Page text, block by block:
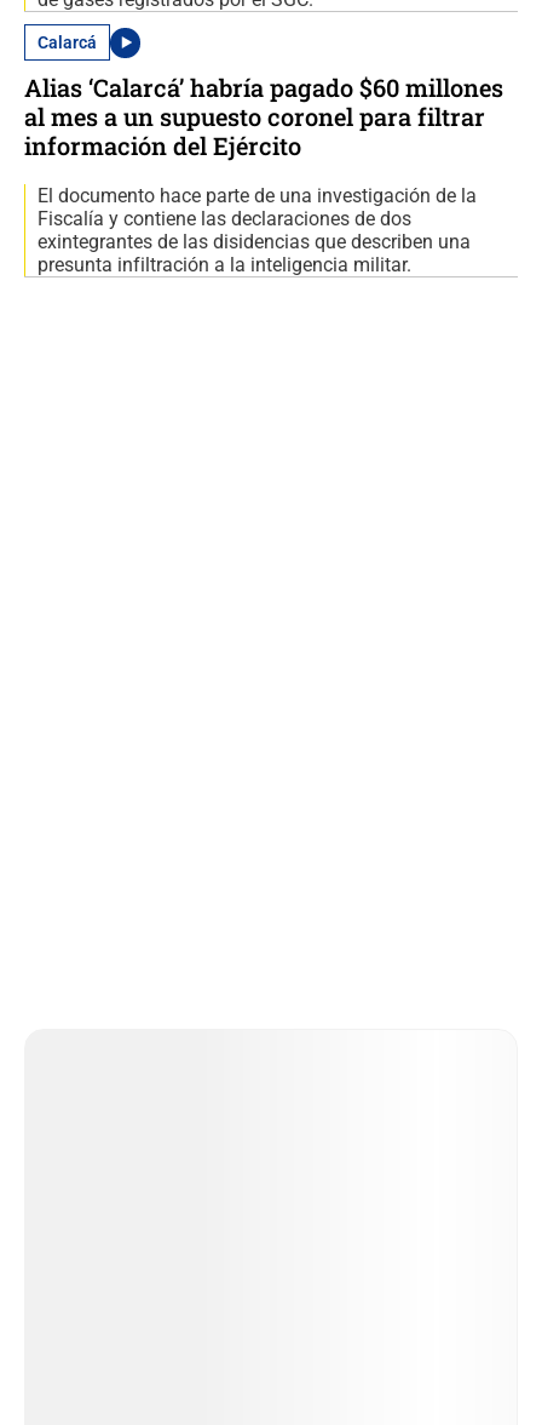
Calarcá
Alias ‘Calarcá’ habría pagado $60 millones
al mes a un supuesto coronel para filtrar
información del Ejército
El documento hace parte de una investigación de la
Fiscalía y contiene las declaraciones de dos
exintegrantes de las disidencias que describen una
presunta infiltración a la inteligencia militar.